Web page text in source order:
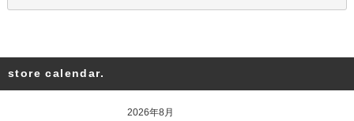
store calendar.
2026年8月